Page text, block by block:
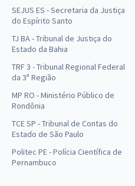
SEJUS ES - Secretaria da Justiça
do Espírito Santo
TJ BA - Tribunal de Justiça do
Estado da Bahia
TRF 3 - Tribunal Regional Federal
da 3ª Região
MP RO - Ministério Público de
Rondônia
TCE SP - Tribunal de Contas do
Estado de São Paulo
Politec PE - Polícia Científica de
Pernambuco